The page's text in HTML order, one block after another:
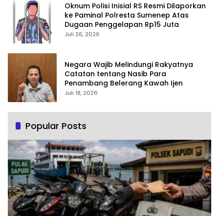
Oknum Polisi Inisial RS Resmi Dilaporkan
ke Paminal Polresta Sumenep Atas
Dugaan Penggelapan Rp15 Juta
Juli 26, 2026
Negara Wajib Melindungi Rakyatnya
Catatan tentang Nasib Para
Penambang Belerang Kawah Ijen
Juli 18, 2026
Popular Posts